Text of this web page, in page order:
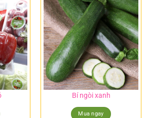
Bí ngòi xanh
Mua ngay